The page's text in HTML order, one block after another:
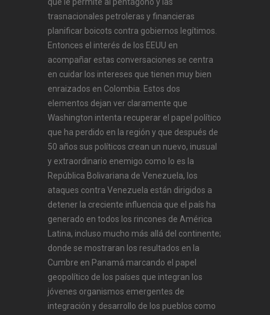
que le permite al pentágono y las
trasnacionales petroleras y financieras
planificar boicots contra gobiernos legítimos.
Entonces el interés de los EEUU en
acompañar estas conversaciones se centra
en cuidar los intereses que tienen muy bien
enraizados en Colombia. Estos dos
elementos dejan ver claramente que
Washington intenta recuperar el papel político
que ha perdido en la región y que después de
50 años sus políticos crean un nuevo, inusual
y extraordinario enemigo como lo es la
República Bolivariana de Venezuela, los
ataques contra Venezuela están dirigidos a
detener la creciente influencia que el país ha
generado en todos los rincones de América
Latina, incluso mucho más allá del continente;
donde se mostraran los resultados en la
Cumbre en Panamá marcando el papel
geopolítico de los países que integran los
jóvenes organismos emergentes de
integración y desarrollo de los pueblos como